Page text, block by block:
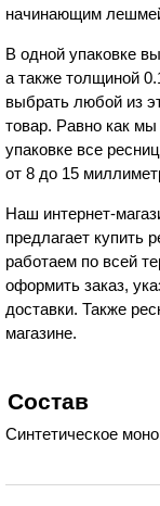
начинающим
В одной упаковке
а также толщиной
выбрать любой из
товар. Равно как
упаковке все
от 8 до 15
Наш интернет-
предлагает купить
работаем по всей
оформить заказ,
доставки. Также
магазине.
Состав
Синтетическое